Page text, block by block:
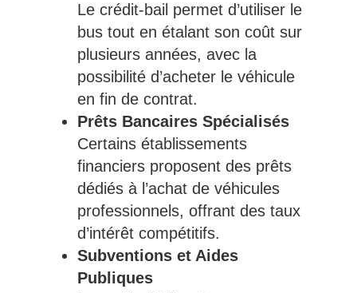
Le crédit-bail permet d’utiliser le
bus tout en étalant son coût sur
plusieurs années, avec la
possibilité d’acheter le véhicule
en fin de contrat.
Prêts Bancaires Spécialisés
Certains établissements
financiers proposent des prêts
dédiés à l’achat de véhicules
professionnels, offrant des taux
d’intérêt compétitifs.
Subventions et Aides
Publiques